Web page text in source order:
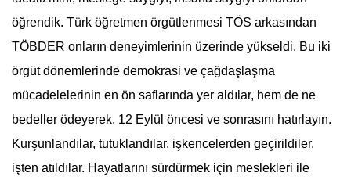
öğrendik. Türk öğretmen örgütlenmesi TÖS arkasından
TÖBDER onların deneyimlerinin üzerinde yükseldi. Bu iki
örgüt dönemlerinde demokrasi ve çağdaşlaşma
mücadelelerinin en ön saflarında yer aldılar, hem de ne
bedeller ödeyerek. 12 Eylül öncesi ve sonrasını hatırlayın.
Kurşunlandılar, tutuklandılar, işkencelerden geçirildiler,
işten atıldılar. Hayatlarını sürdürmek için meslekleri ile